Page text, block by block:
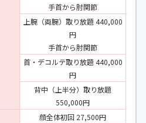
手首から肘関節
上腕（両腕）取り放題 440,000
円
手首から肘関節
首・デコルテ取り放題 440,000
円
背中（上半分）取り放題
550,000円
顔全体初回 27,500円